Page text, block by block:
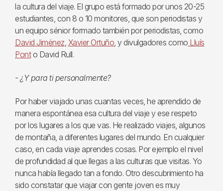
la cultura del viaje. El grupo está formado por unos 20-25
estudiantes, con 8 o 10 monitores, que son periodistas y
un equipo sénior formado también por periodistas, como
David Jiménez Xavier Ortuño , y divulgadores como Lluís
Ponto David Rull.
- ¿Y para ti personalmente?
Por haber viajado unas cuantas veces, he aprendido de
manera espontánea esa cultura del viaje y ese respeto
por los lugares a los que vas. He realizado viajes, algunos
de montaña, a diferentes lugares del mundo. En cualquier
caso, en cada viaje aprendes cosas. Por ejemplo el nivel
de profundidad al que llegas a las culturas que visitas. Yo
nunca había llegado tan a fondo. Otro descubrimiento ha
sido constatar que viajar con gente joven es muy